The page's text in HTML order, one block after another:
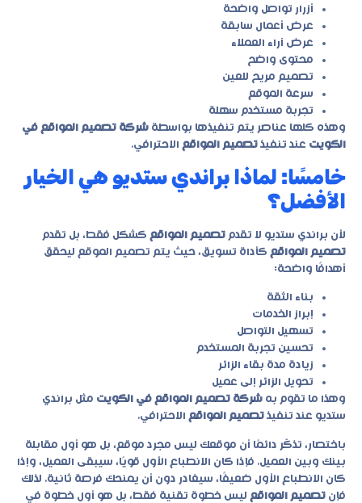
أزرار تواصل واضحة
عرض أعمال سابقة
عرض آراء العملاء
محتوى واضح
تصميم مريح للعين
سرعة الموقع
تجربة مستخدم سهلة
وهذه كلها عناصر يتم تنفيذها بواسطة شركة تصميم المواقع في
الكويت عند تنفيذ تصميم المواقع الاحترافي.
خامسًا: لماذا براندي ستديو هي الخيار
الأفضل؟
لأن براندي ستديو لا تقدم تصميم المواقع كشكل فقط، بل تقدم
تصميم المواقع كأداة تسويق، حيث يتم تصميم الموقع ليحقق
أهدافًا واضحة:
بناء الثقة
إبراز الخدمات
تسهيل التواصل
تحسين تجربة المستخدم
زيادة مدة بقاء الزائر
تحويل الزائر إلى عميل
وهذا ما تقوم به شركة تصميم المواقع في الكويت مثل براندي
ستديو عند تنفيذ تصميم المواقع الاحترافي.
باختصار، تذكّر دائمًا أن موقعك ليس مجرد موقع، بل هو أول مقابلة
بينك وبين العميل. فإذا كان الانطباع الأول قويًا، سيبقى العميل، وإذا
كان الانطباع الأول ضعيفًا، سيغادر دون أن يمنحك فرصة ثانية. لذلك
فإن تصميم المواقع ليس خطوة تقنية فقط، بل هو أول خطوة في